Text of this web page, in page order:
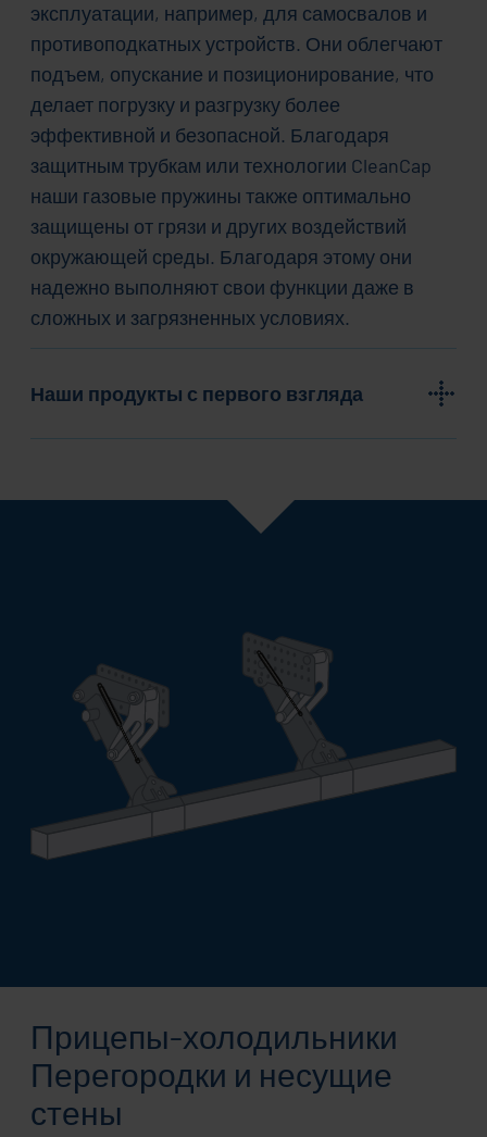
эксплуатации, например, для самосвалов и
противоподкатных устройств. Они облегчают
подъем, опускание и позиционирование, что
делает погрузку и разгрузку более
эффективной и безопасной. Благодаря
защитным трубкам или технологии CleanCap
наши газовые пружины также оптимально
защищены от грязи и других воздействий
окружающей среды. Благодаря этому они
надежно выполняют свои функции даже в
сложных и загрязненных условиях.
Наши продукты с первого взгляда
Прицепы-холодильники
Перегородки и несущие
стены